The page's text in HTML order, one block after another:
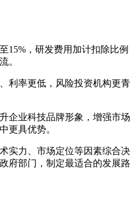
15%，研发费用加计扣除比例
。
利率更低，风险投资机构更青
企业科技品牌形象，增强市场
更具优势。
实力、市场定位等因素综合决
府部门，制定最适合的发展路